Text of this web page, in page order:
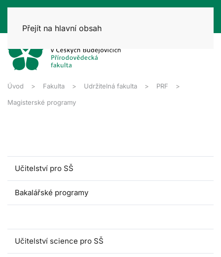
Přejít na hlavní obsah
Úvod Fakulta Udržitelná fakulta PRF
Magisterské programy
Učitelství pro SŠ
Bakalářské programy
Učitelství science pro SŠ